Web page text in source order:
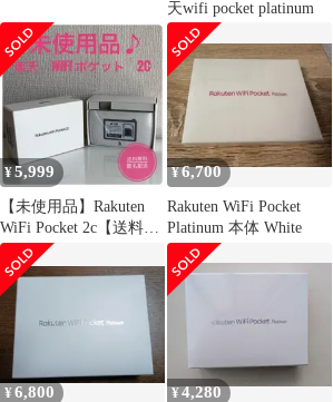
天wifi pocket platinum
¥5,999
【未使用品】Rakuten
WiFi Pocket 2c【送料無
料・匿名配送】
¥6,700
Rakuten WiFi Pocket
Platinum 本体 White
¥6,800 ¥4,280